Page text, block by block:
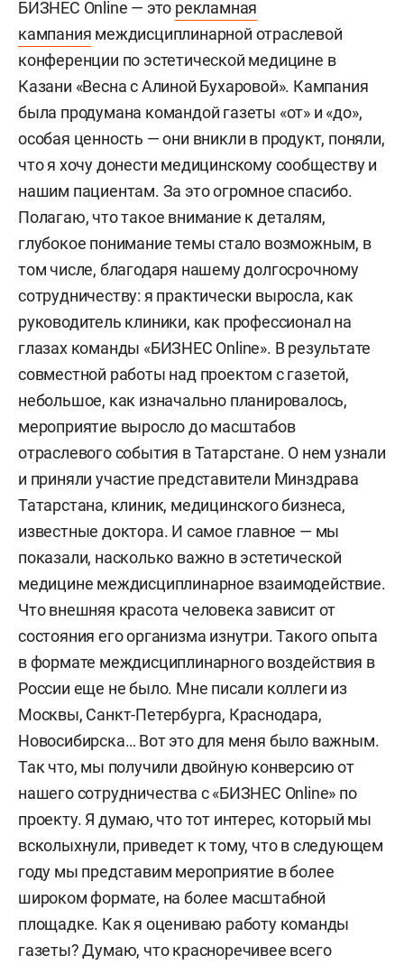
БИЗНЕС Online — это рекламная
кампания междисциплинарной отраслевой
конференции по эстетической медицине в
Казани «Весна с Алиной Бухаровой». Кампания
была продумана командой газеты «от» и «до»,
особая ценность — они вникли в продукт, поняли,
что я хочу донести медицинскому сообществу и
нашим пациентам. За это огромное спасибо.
Полагаю, что такое внимание к деталям,
глубокое понимание темы стало возможным, в
том числе, благодаря нашему долгосрочному
сотрудничеству: я практически выросла, как
руководитель клиники, как профессионал на
глазах команды «БИЗНЕС Online». В результате
совместной работы над проектом с газетой,
небольшое, как изначально планировалось,
мероприятие выросло до масштабов
отраслевого события в Татарстане. О нем узнали
и приняли участие представители Минздрава
Татарстана, клиник, медицинского бизнеса,
известные доктора. И самое главное — мы
показали, насколько важно в эстетической
медицине междисциплинарное взаимодействие.
Что внешняя красота человека зависит от
состояния его организма изнутри. Такого опыта
в формате междисциплинарного воздействия в
России еще не было. Мне писали коллеги из
Москвы, Санкт-Петербурга, Краснодара,
Новосибирска… Вот это для меня было важным.
Так что, мы получили двойную конверсию от
нашего сотрудничества с «БИЗНЕС Online» по
проекту. Я думаю, что тот интерес, который мы
всколыхнули, приведет к тому, что в следующем
году мы представим мероприятие в более
широком формате, на более масштабной
площадке. Как я оцениваю работу команды
газеты? Думаю, что красноречивее всего